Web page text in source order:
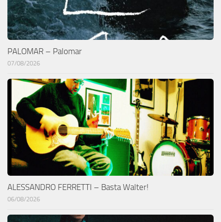
PALOMAR – Palomar
07/08/2026
ALESSANDRO FERRETTI – Basta Walter!
06/08/2026